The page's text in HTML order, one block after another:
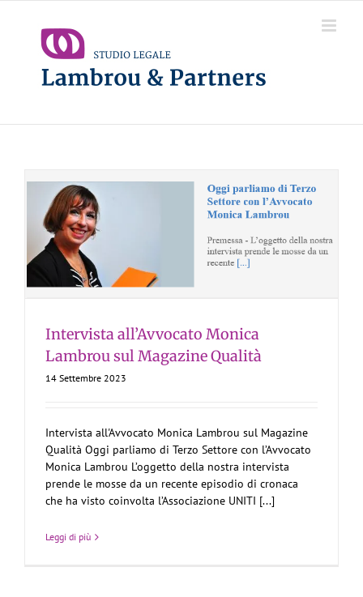
contenuto
Intervista all’Avvocato Monica
Lambrou sul Magazine Qualità
14 Settembre 2023
Intervista all'Avvocato Monica Lambrou sul Magazine
Qualità Oggi parliamo di Terzo Settore con l’Avvocato
Monica Lambrou L’oggetto della nostra intervista
prende le mosse da un recente episodio di cronaca
che ha visto coinvolta l’Associazione UNITI [...]
Leggi di più